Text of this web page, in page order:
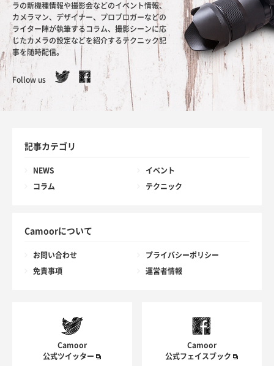
ラの新機種情報や撮影会などのイベント情報、
カメラマン、デザイナー、プロブロガーなどの
ライター陣が執筆するコラム、撮影シーンに応
じたカメラの設定などを紹介するテクニック記
事を随時配信。
Follow us
記事カテゴリ
NEWS イベント
コラム テクニック
Camoorについて
お問い合わせ プライバシーポリシー
免責事項 運営者情報
Camoor
公式ツイッター
Camoor
公式フェイスブック